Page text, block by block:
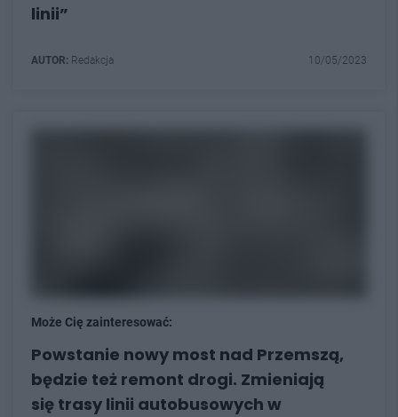
linii”
AUTOR: Redakcja 10/05/2023
Może Cię zainteresować:
Powstanie nowy most nad Przemszą,
będzie też remont drogi. Zmieniają
się trasy linii autobusowych w